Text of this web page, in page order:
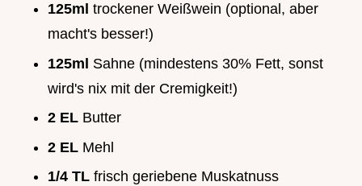
125ml trockener Weißwein (optional, aber
macht's besser!)
125ml Sahne (mindestens 30% Fett, sonst
wird's nix mit der Cremigkeit!)
2 EL Butter
2 EL Mehl
1/4 TL frisch geriebene Muskatnuss